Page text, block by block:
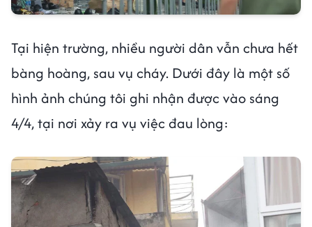
Tại hiện trường, nhiều người dân vẫn chưa hết
bàng hoàng, sau vụ cháy. Dưới đây là một số
hình ảnh chúng tôi ghi nhận được vào sáng
4/4, tại nơi xảy ra vụ việc đau lòng: